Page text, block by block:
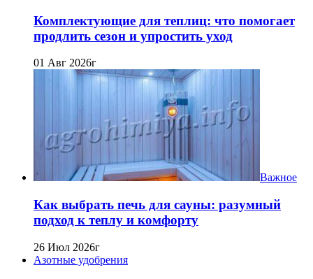
Комплектующие для теплиц: что помогает
продлить сезон и упростить уход
01 Авг 2026г
Важное
Как выбрать печь для сауны: разумный
подход к теплу и комфорту
26 Июл 2026г
Азотные удобрения